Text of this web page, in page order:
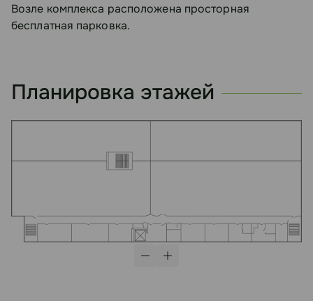
Возле комплекса расположена просторная
бесплатная парковка.
Планировка этажей